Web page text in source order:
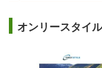
オンリースタイル